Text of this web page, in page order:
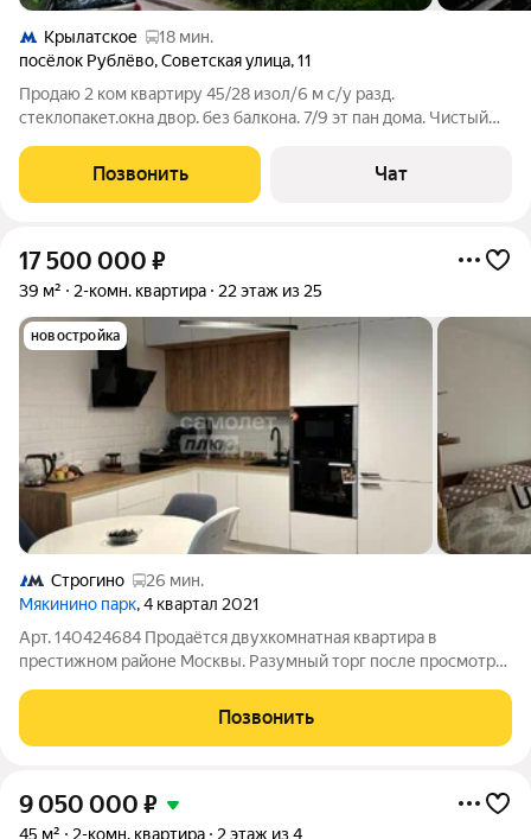
Крылатское
18 мин.
посёлок Рублёво,Советская улица,11
Продаю 2 ком квартиру 45/28 изол/6 м с/у разд.
стеклопакет.окна двор. без балкона. 7/9 эт пан дома. Чистый
Позвонить Чат
17 500 000 ₽
39 м² 2-комн. квартира 22 этаж из 25
новостройка
Строгино
26 мин.
Мякинино парк, 4 квартал 2021
Арт. 140424684 Продаётся двухкомнатная квартира в
престижном районе Москвы. Разумный торг после просмотра
двор. Для сдачи в аренду квартира полностью мебелирована.
Из мебели и техники
Позвонить
9 050 000 ₽
45 м² 2-комн. квартира 2 этаж из 4